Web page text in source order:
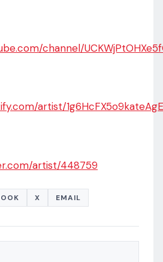
channel/
artist/
artist/448759
X EMAIL